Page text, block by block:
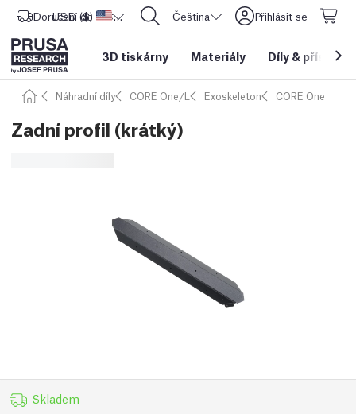
Doručení do Spojené státy americké
USD ($) CORE One L: Nyní skladem! Čeština Přihlásit se
3D tiskárny Materiály Díly &
Náhradní díly CORE One/L Exoskeleton CORE One
Zadní profil (krátký)
Skladem